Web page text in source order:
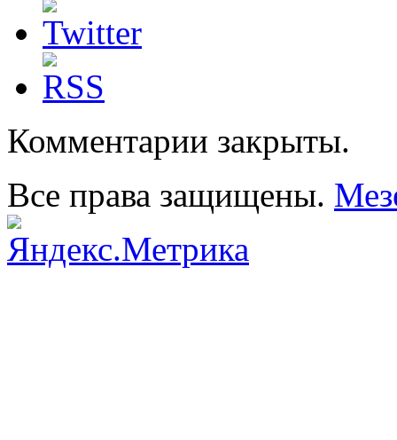
Комментарии закрыты.
Все права защищены.